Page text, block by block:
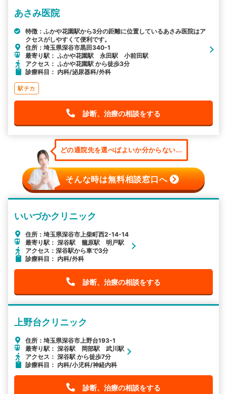
あさみ医院
特徴：ふかや花園駅から3分の距離に位置しているあさみ医院はア
クセスがしやすくて便利です。
住所：埼玉県深谷市黒田340-1
最寄り駅： ふかや花園駅 永田駅 小前田駅
アクセス： ふかや花園駅 から徒歩3分
診療科目： 内科/泌尿器科/外科
駅チカ
診断、治療の相談をする
どの通院先を選べばよいか分からない...
そんな時は無料相談窓口へ
いいづかクリニック
住所：埼玉県深谷市上柴町西2-14-14
最寄り駅： 深谷駅 籠原駅 明戸駅
アクセス：深谷駅から車で3分
診療科目： 内科/外科
診断、治療の相談をする
上野台クリニック
住所：埼玉県深谷市上野台193-1
最寄り駅： 深谷駅 岡部駅 武川駅
アクセス： 深谷駅 から徒歩7分
診療科目： 内科/小児科/神経内科
診断、治療の相談をする